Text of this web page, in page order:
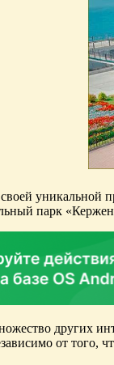
уникальной
парк
других
от того,